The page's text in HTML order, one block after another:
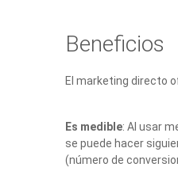
Beneficios
El marketing directo
Es medible: Al usar
se puede hacer
(número de